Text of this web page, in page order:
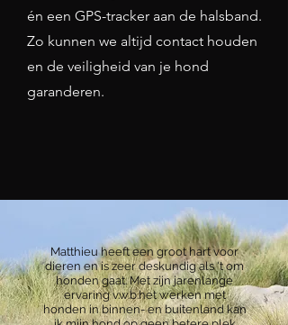
én een GPS-tracker aan de halsband.
Zo kunnen we altijd contact houden
en de veiligheid van je hond
garanderen.
Matthieu heeft een groot hart voor
dieren en is zeer deskundig als 't om
honden gaat. Met zijn jarenlange
ervaring v.w.b.het werken met
honden in binnen- en buitenland kan